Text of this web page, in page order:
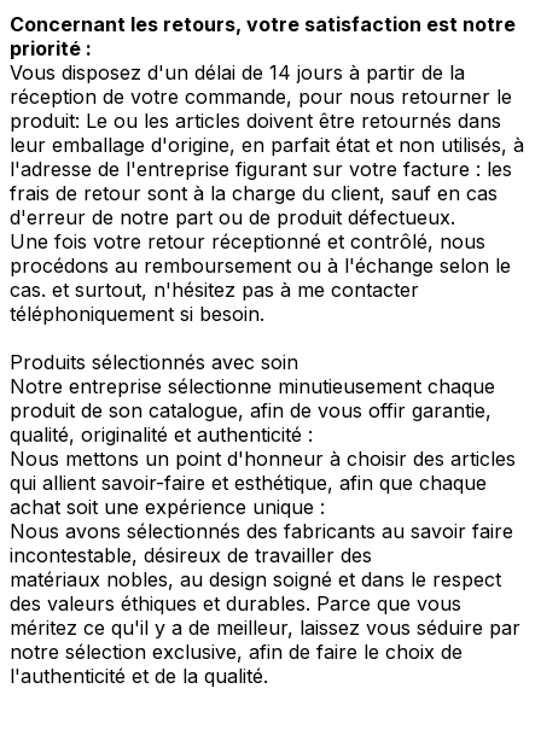
Concernant les retours, votre satisfaction est notre
priorité :
Vous disposez d'un délai de 14 jours à partir de la
réception de votre commande, pour nous retourner le
produit: Le ou les articles doivent être retournés dans
leur emballage d'origine, en parfait état et non utilisés, à
l'adresse de l'entreprise figurant sur votre facture : les
frais de retour sont à la charge du client, sauf en cas
d'erreur de notre part ou de produit défectueux.
Une fois votre retour réceptionné et contrôlé, nous
procédons au remboursement ou à l'échange selon le
cas. et surtout, n'hésitez pas à me contacter
téléphoniquement si besoin.
Produits sélectionnés avec soin
Notre entreprise sélectionne minutieusement chaque
produit de son catalogue, afin de vous offir garantie,
qualité, originalité et authenticité :
Nous mettons un point d'honneur à choisir des articles
qui allient savoir-faire et esthétique, afin que chaque
achat soit une expérience unique :
Nous avons sélectionnés des fabricants au savoir faire
incontestable, désireux de travailler des
matériaux nobles, au design soigné et dans le respect
des valeurs éthiques et durables. Parce que vous
méritez ce qu'il y a de meilleur, laissez vous séduire par
notre sélection exclusive, afin de faire le choix de
l'authenticité et de la qualité.